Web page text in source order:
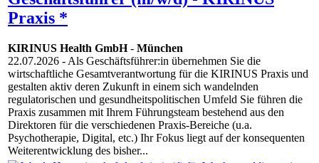
Praxis *
KIRINUS Health GmbH- München
22.07.2026 - Als Geschäftsführer:in übernehmen Sie die
wirtschaftliche Gesamtverantwortung für die KIRINUS Praxis und
gestalten aktiv deren Zukunft in einem sich wandelnden
regulatorischen und gesundheitspolitischen Umfeld Sie führen die
Praxis zusammen mit Ihrem Führungsteam bestehend aus den
Direktoren für die verschiedenen Praxis-Bereiche (u.a.
Psychotherapie, Digital, etc.) Ihr Fokus liegt auf der konsequenten
Weiterentwicklung des bisher...